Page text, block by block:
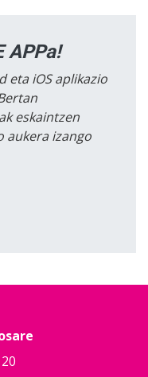
APPa!
eta iOS aplikazio
eskaintzen
aukera izango